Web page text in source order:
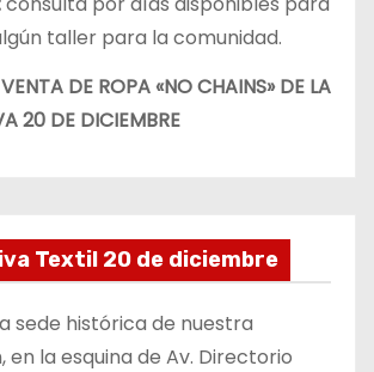
taller para la comunidad.
DE ROPA «NO CHAINS» DE LA
20 DE DICIEMBRE
Textil 20 de diciembre
sede histórica de nuestra
en la esquina de Av. Directorio